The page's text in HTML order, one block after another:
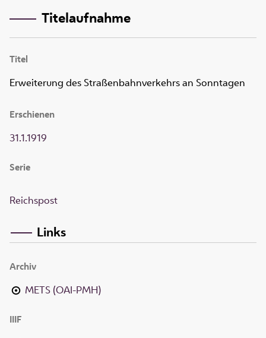
Titelaufnahme
Titel
Erweiterung des Straßenbahnverkehrs an Sonntagen
Erschienen
31.1.1919
Serie
Reichspost
Links
Archiv
METS (OAI-PMH)
IIIF